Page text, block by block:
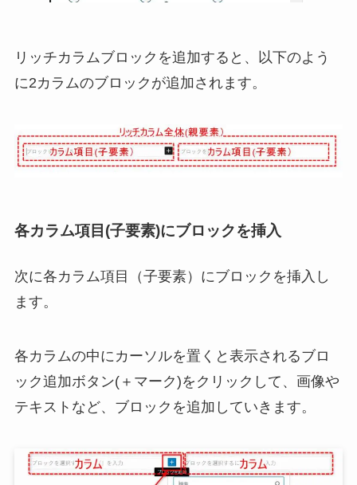
リッチカラムブロックを追加すると、以下のよう
に2カラムのブロックが追加されます。
各カラム項目(子要素)にブロックを挿入
次に各カラム項目（子要素）にブロックを挿入し
ます。
各カラムの中にカーソルを置くと表示されるブロ
ック追加ボタン(＋マーク)をクリックして、画像や
テキストなど、ブロックを追加していきます。